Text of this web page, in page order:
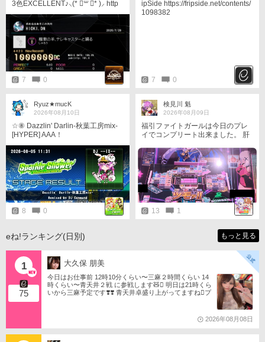
3色EXCELLENT♪⸜(* ॑꒳ ॑* )⸝ http
wc8yRj3QYQM
7 0
ipSide https://fripside.net/contents/
1098382
7 0
Ryuz★mucK
2026年08月10日
☆⑧ Dazzlin' Darlin-秋葉工房mix-
[HYPER] AAA！
8 0
検見川 魁
2026年08月09日
福引ファイトガールは今日のプレ
イでコンプリート出来ました。 肝
は自分orロンを決めた相手が爆弾
を持ちたい、ディフェンス時には
自分は爆弾を手放したい…、これ
は百も承知なのですが実際の所殆
ど運ですよね…(汗)
13 1
eね!ランキング(日別) もっと見る
1
75
大久保 朋美
今日はお仕事前 12時10分くらい〜三麻２時間くらい 14
時くらい〜青天井２戦 に参戦します🧸󾬏 明日は21時くら
いから三麻予定です❣️❣️ 青天井卓盛り上がってますね󾬌️プ
2026年08月08日